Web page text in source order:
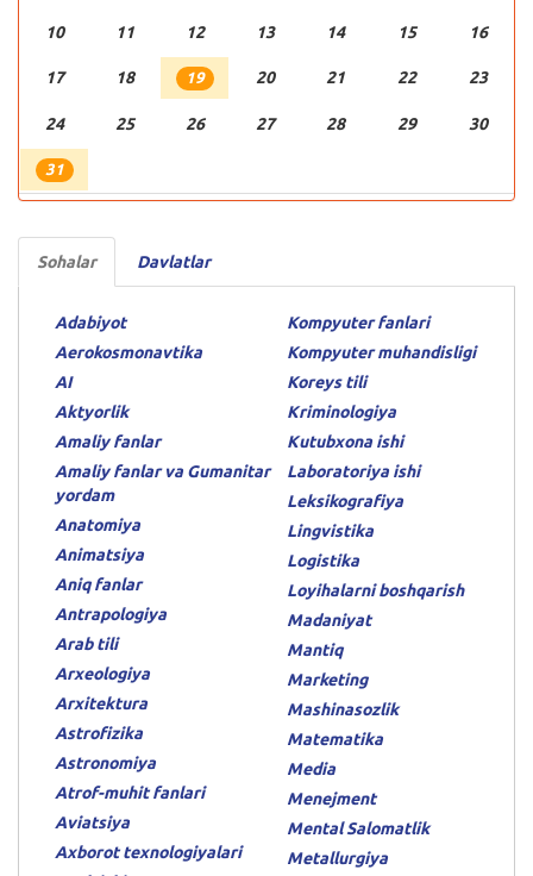
10 11 12 13 14 15 16
17 18 19 20 21 22 23
24 25 26 27 28 29 30
31
Sohalar Davlatlar
Adabiyot
Aerokosmonavtika
AI
Aktyorlik
Amaliy fanlar
Amaliy fanlar va Gumanitar
yordam
Anatomiya
Animatsiya
Aniq fanlar
Antrapologiya
Arab tili
Arxeologiya
Arxitektura
Astrofizika
Astronomiya
Atrof-muhit fanlari
Aviatsiya
Axborot texnologiyalari
Kompyuter fanlari
Kompyuter muhandisligi
Koreys tili
Kriminologiya
Kutubxona ishi
Laboratoriya ishi
Leksikografiya
Lingvistika
Logistika
Loyihalarni boshqarish
Madaniyat
Mantiq
Marketing
Mashinasozlik
Matematika
Media
Menejment
Mental Salomatlik
Metallurgiya